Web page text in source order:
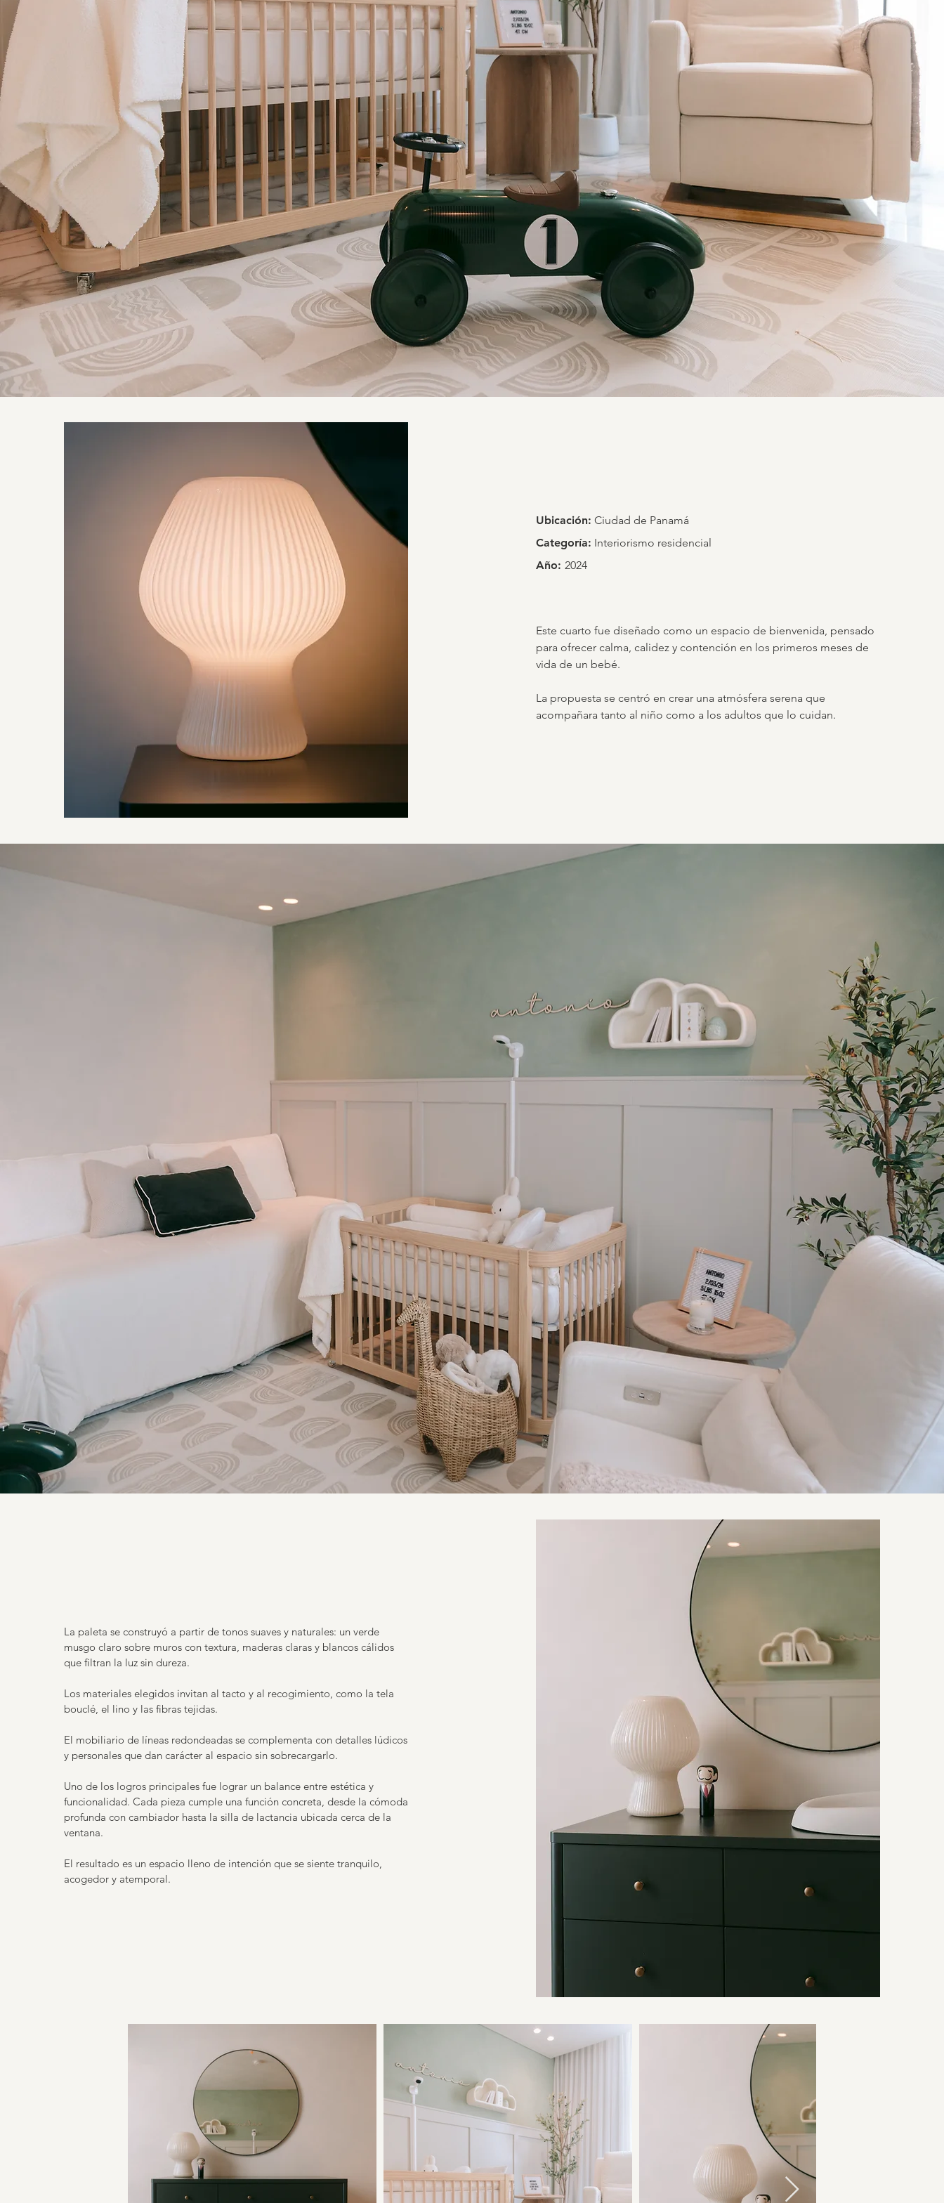
Ubicación: Ciudad de Panamá
Categoría: Interiorismo residencial
Año: 2024
Este cuarto fue diseñado como un espacio de bienvenida, pensado
para ofrecer calma, calidez y contención en los primeros meses de
vida de un bebé.
La propuesta se centró en crear una atmósfera serena que
acompañara tanto al niño como a los adultos que lo cuidan.
La paleta se construyó a partir de tonos suaves y naturales: un verde
musgo claro sobre muros con textura, maderas claras y blancos cálidos
que filtran la luz sin dureza.
Los materiales elegidos invitan al tacto y al recogimiento, como la tela
bouclé, el lino y las fibras tejidas.
El mobiliario de líneas redondeadas se complementa con detalles lúdicos
y personales que dan carácter al espacio sin sobrecargarlo.
Uno de los logros principales fue lograr un balance entre estética y
funcionalidad. Cada pieza cumple una función concreta, desde la cómoda
profunda con cambiador hasta la silla de lactancia ubicada cerca de la
ventana.
El resultado es un espacio lleno de intención que se siente tranquilo,
acogedor y atemporal.